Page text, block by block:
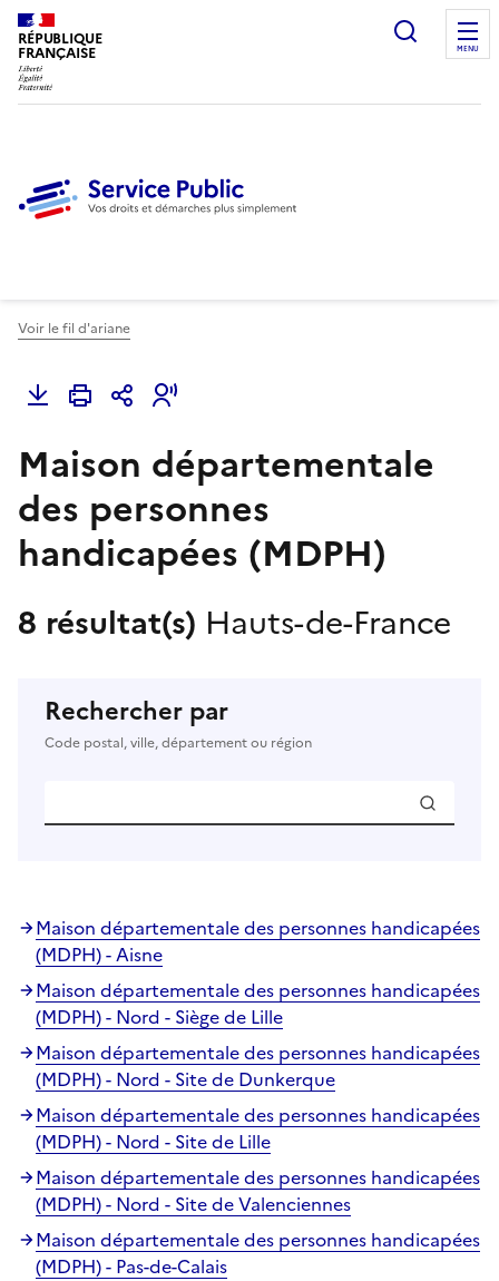
RÉPUBLIQUE
FRANÇAISE
Ouvrir
MENU
Voir le fil d'ariane
Maison départementale
des personnes
handicapées (MDPH)
8 résultat(s) Hauts-de-France
Rechercher par
Code postal, ville, département ou région
Maison départementale des personnes handicapées
(MDPH) - Aisne
Maison départementale des personnes handicapées
(MDPH) - Nord - Siège de Lille
Maison départementale des personnes handicapées
(MDPH) - Nord - Site de Dunkerque
Maison départementale des personnes handicapées
(MDPH) - Nord - Site de Lille
Maison départementale des personnes handicapées
(MDPH) - Nord - Site de Valenciennes
Maison départementale des personnes handicapées
(MDPH) - Pas-de-Calais